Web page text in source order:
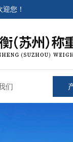
您！
们